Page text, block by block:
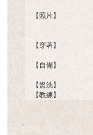
【照片】
【穿著】
【自備】
【盥洗】
【教練】